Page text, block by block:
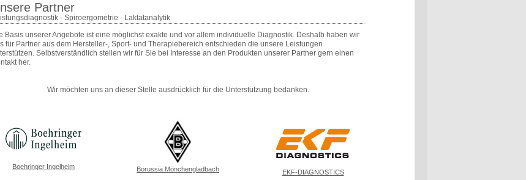
Partner
- Spiroergometrie - Laktatanalytik
Basis unserer Angebote ist eine möglichst exakte und vor allem individuelle Diagnostik. Deshalb haben wir
für Partner aus dem Hersteller-, Sport- und Therapiebereich entschieden die unsere Leistungen
Selbstverständlich stellen wir für Sie bei Interesse an den Produkten unserer Partner gern einen
her.
Wir möchten uns an dieser Stelle ausdrücklich für die Unterstützung bedanken.
Boehringer Ingelheim Borussia Mönchengladbach EKF-DIAGNOSTICS